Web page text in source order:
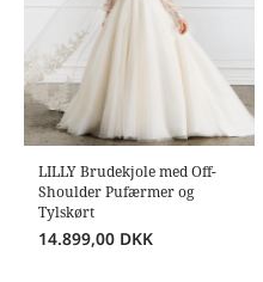
LILLY Brudekjole med Off-
Shoulder Pufærmer og
Tylskørt
14.899,00 DKK